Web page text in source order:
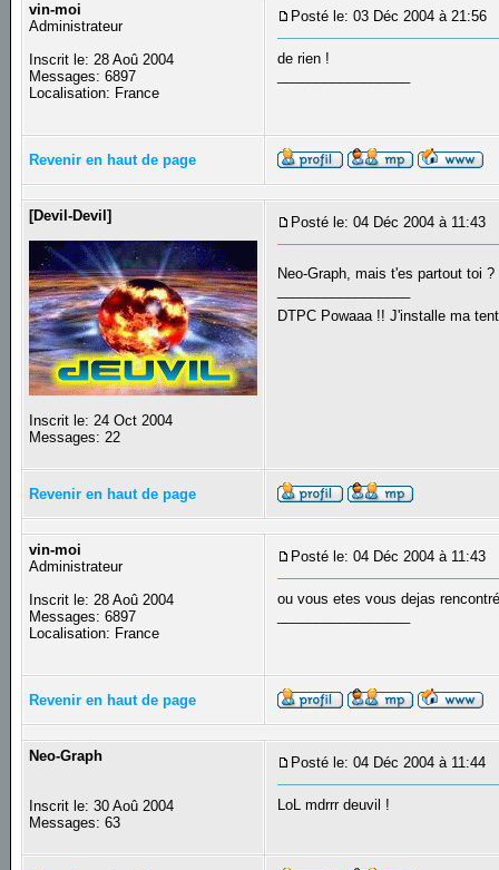
vin-moi
Administrateur
Inscrit le: 28 Aoû 2004
Messages: 6897
Localisation: France
Posté le: 03 Déc 2004 à 21:56
de rien !
Revenir en haut de page
[Devil-Devil]
Inscrit le: 24 Oct 2004
Messages: 22
Posté le: 04 Déc 2004 à 11:43
Neo-Graph, mais t'es partout toi
DTPC Powaaa !! J'installe ma
Revenir en haut de page
vin-moi
Administrateur
Inscrit le: 28 Aoû 2004
Messages: 6897
Localisation: France
Posté le: 04 Déc 2004 à 11:43
ou vous etes vous dejas
Revenir en haut de page
Neo-Graph
Inscrit le: 30 Aoû 2004
Messages: 63
Posté le: 04 Déc 2004 à 11:44
LoL mdrrr deuvil !